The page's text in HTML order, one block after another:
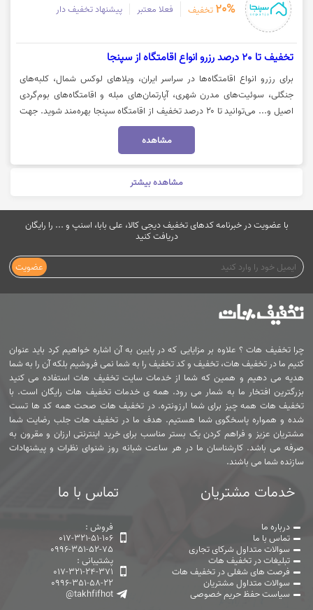
20% تخفیف فعلا معتبر پیشنهاد تخفیف دار
تخفیف تا 20 درصد رزرو انواع اقامتگاه از سپنجا
برای رزرو انواع اقامتگاه‌ها در سراسر ایران، ویلاهای لوکس شمال، کلبه‌های
جنگلی، سوئیت‌های مدرن شهری، آپارتمان‌های مبله و اقامتگاه‌های بوم‌گردی
اصیل و... می‌توانید تا ۲۰ درصد تخفیف از اقامتگاه سپنجا بهره‌مند شوید. جهت
رزرو اقامتگاه با تخفیف سپنجا، روی گزینه «خرید کنید» کلیک نمایید.
مشاهده
مشاهده بیشتر
با عضویت در خبرنامه کدهای تخفیف دیجی کالا، علی بابا، اسنپ و ... را رایگان
دریافت کنید
عضویت
چرا تخفیف هات ؟ علاوه بر مزایایی که در پایین به آن اشاره خواهیم کرد باید عنوان
کنیم ما در تخفیف هات، تخفیف و کد تخفیف را به شما نمی فروشیم بلکه آن را به شما
هدیه می دهیم و همین که شما از خدمات سایت تخفیف هات استفاده می کنید
بزرگترین افتخار ما به شمار می رود. همه ی خدمات تخفیف هات رایگان است. با
تخفیف هات همه چیز برای شما ارزونتره. در تخفیف هات صحت همه کد ها تست
شده و همواره پاسخگوی شما هستیم. هدف ما در تخفیف هات جلب رضایت شما
مشتریان عزیز و فراهم کردن یک بستر مناسب برای خرید اینترنتی ارزان و مقرون به
صرفه می باشد. کارشناسان ما در هر ساعت شبانه روز شنوای نظرات و پیشنهادات
سازنده شما می باشند.
خدمات مشتریان
درباره ما
تماس با ما
سوالات متداول شرکای تجاری
تبلیغات در تخفیف هات
فرصت های شغلی در تخفیف هات
سوالات متداول مشتریان
سیاست حفظ حریم خصوصی
تماس با ما
فروش :
017-321-51-106
0996-351-52-75
پشتیبانی :
017-321-24-371
0996-351-58-22
@takhfifhot